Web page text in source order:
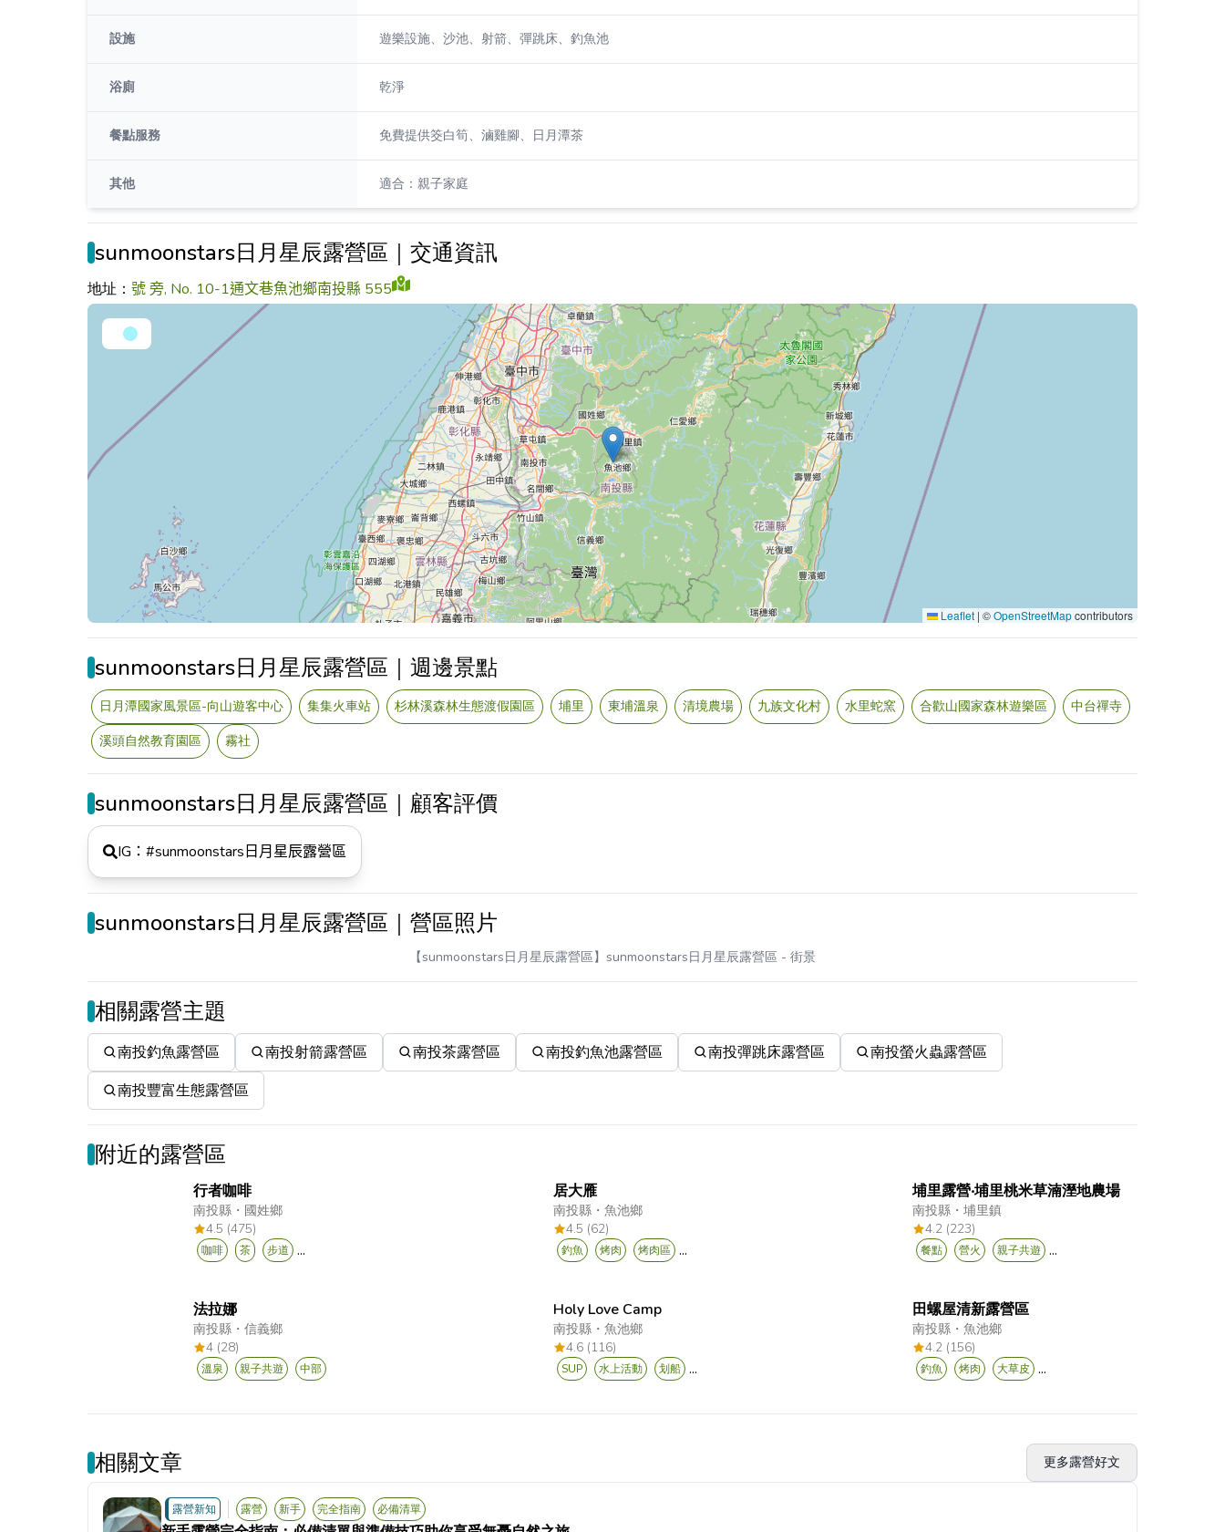
設施 遊樂設施、沙池、射箭、彈跳床、釣魚池
浴廁 乾淨
餐點服務 免費提供筊白筍、滷雞腳、日月潭茶
其他 適合：親子家庭
sunmoonstars日月星辰露營區｜交通資訊
地址： 號 旁, No. 10-1通文巷魚池鄉南投縣 555
Leaflet | ©OpenStreetMapcontributors
sunmoonstars日月星辰露營區｜週邊景點
日月潭國家風景區-向山遊客中心 集集火車站 杉林溪森林生態渡假園區 埔里 東埔溫泉 清境農場 九族文化村 水里蛇窯 合歡山國家森林遊樂區
中台禪寺
溪頭自然教育園區
霧社
sunmoonstars日月星辰露營區｜顧客評價
IG：#sunmoonstars日月星辰露營區
sunmoonstars日月星辰露營區｜營區照片
【sunmoonstars日月星辰露營區】sunmoonstars日月星辰露營區 - 街景
相關露營主題
南投釣魚露營區 南投射箭露營區 南投茶露營區 南投釣魚池露營區 南投彈跳床露營區
南投螢火蟲露營區
南投豐富生態露營區
附近的露營區
行者咖啡
南投縣 ・ 國姓鄉
4.5 (475)
咖啡 茶 步道 ...
居大雁
南投縣・ 魚池鄉
4.5 (62)
釣魚 烤肉 烤肉區 ...
埔里露營‧埔里桃米草湳溼地農場
南投縣 ・埔里鎮
4.2 (223)
餐點 營火 親子共遊 ...
法拉娜
南投縣 ・信義鄉
4 (28)
溫泉 親子共遊 中部
Holy Love Camp
南投縣・ 魚池鄉
4.6 (116)
SUP 水上活動 划船 ...
田螺屋清新露營區
南投縣 ・魚池鄉
4.2 (156)
釣魚 烤肉 大草皮 ...
相關文章 更多露營好文
露營新知 露營 新手 完全指南 必備清單